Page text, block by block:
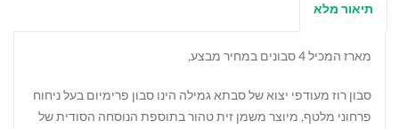
תיאור מלא
מארז המכיל 4 סבונים במחיר מבצע,
סבון רוז מעודפי יצוא של סבתא גמילה הינו סבון פרימיום בעל ניחוח
פרחוני מלטף, מיוצר משמן זית טהור בתוספת הנוסחה הסודית של